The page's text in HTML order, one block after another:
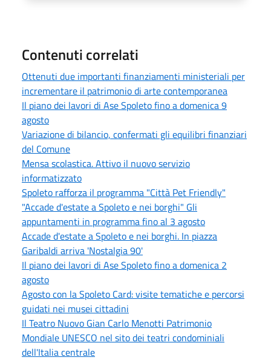
Contenuti correlati
Ottenuti due importanti finanziamenti ministeriali per
incrementare il patrimonio di arte contemporanea
Il piano dei lavori di Ase Spoleto fino a domenica 9
agosto
Variazione di bilancio, confermati gli equilibri finanziari
del Comune
Mensa scolastica. Attivo il nuovo servizio
informatizzato
Spoleto rafforza il programma "Città Pet Friendly"
"Accade d'estate a Spoleto e nei borghi" Gli
appuntamenti in programma fino al 3 agosto
Accade d'estate a Spoleto e nei borghi. In piazza
Garibaldi arriva 'Nostalgia 90'
Il piano dei lavori di Ase Spoleto fino a domenica 2
agosto
Agosto con la Spoleto Card: visite tematiche e percorsi
guidati nei musei cittadini
Il Teatro Nuovo Gian Carlo Menotti Patrimonio
Mondiale UNESCO nel sito dei teatri condominiali
dell'Italia centrale